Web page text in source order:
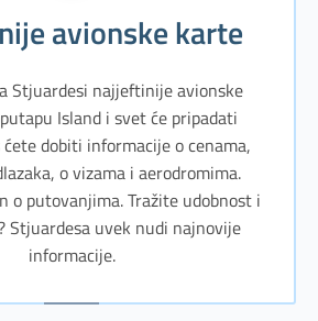
avionske karte
Stjuardesi najjeftinije avionske
Island i svet će pripadati
ćete dobiti informacije o cenama,
o vizama i aerodromima.
o putovanjima. Tražite udobnost i
Stjuardesa uvek nudi najnovije
informacije.